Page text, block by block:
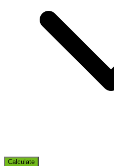
Calculate